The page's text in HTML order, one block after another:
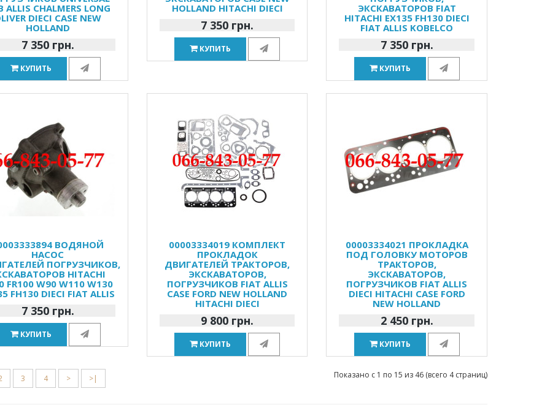
ALLIS CHALMERS LONG
DIECI CASE NEW
HOLLAND
7 350 грн.
КУПИТЬ
HOLLAND HITACHI DIECI
7 350 грн.
КУПИТЬ
ЭКСКАВАТОРОВ FIAT
HITACHI EX135 FH130 DIECI
FIAT ALLIS KOBELCO
7 350 грн.
КУПИТЬ
ВОДЯНОЙ
НАСОС
ПОГРУЗЧИКОВ,
HITACHI
FR100 W90 W110 W130
FH130 DIECI FIAT ALLIS
7 350 грн.
КУПИТЬ
00003334019 КОМПЛЕКТ
ПРОКЛАДОК
ДВИГАТЕЛЕЙ ТРАКТОРОВ,
ЭКСКАВАТОРОВ,
ПОГРУЗЧИКОВ FIAT ALLIS
CASE FORD NEW HOLLAND
HITACHI DIECI
9 800 грн.
КУПИТЬ
00003334021 ПРОКЛАДКА
ПОД ГОЛОВКУ МОТОРОВ
ТРАКТОРОВ,
ЭКСКАВАТОРОВ,
ПОГРУЗЧИКОВ FIAT ALLIS
DIECI HITACHI CASE FORD
NEW HOLLAND
2 450 грн.
КУПИТЬ
3 4 > >| Показано с 1 по 15 из 46 (всего 4 страниц)